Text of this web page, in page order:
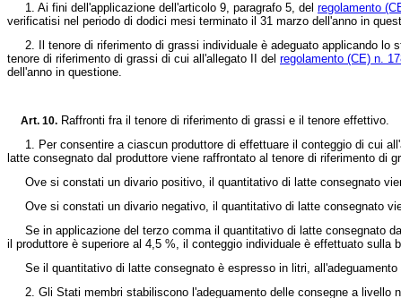
1. Ai fini dell'applicazione dell'articolo 9, paragrafo 5, del regolamento
verificatisi nel periodo di dodici mesi terminato il 31 marzo dell'anno in
2. Il tenore di riferimento di grassi individuale è adeguato applicando lo
tenore di riferimento di grassi di cui all'allegato II del regolamento (CE) n.
dell'anno in questione.
Art. 10. Raffronti fra il tenore di riferimento di grassi e il tenore effettivo.
1. Per consentire a ciascun produttore di effettuare il conteggio di cui
latte consegnato dal produttore viene raffrontato al tenore di riferimento di
Ove si constati un divario positivo, il quantitativo di latte consegnato
Ove si constati un divario negativo, il quantitativo di latte consegnato
Se in applicazione del terzo comma il quantitativo di latte consegnato
il produttore è superiore al 4,5 %, il conteggio individuale è effettuato sulla
Se il quantitativo di latte consegnato è espresso in litri,
2. Gli Stati membri stabiliscono l'adeguamento delle consegne a livello